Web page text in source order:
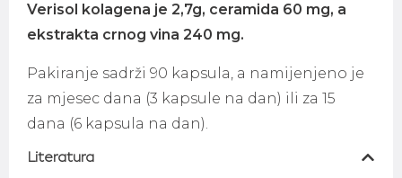
Verisol kolagena je 2,7g, ceramida 60 mg, a
ekstrakta crnog vina 240 mg.
Pakiranje sadrži 90 kapsula, a namijenjeno je
za mjesec dana (3 kapsule na dan) ili za 15
dana (6 kapsula na dan).
Literatura